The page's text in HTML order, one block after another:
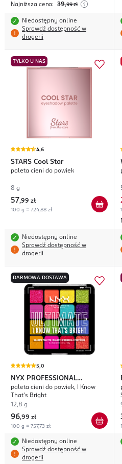
Najniższa cena: 39,99 zł
Niedostępny online
Sprawdź dostępność w
drogerii
TYLKO U NAS
4,6
STARS Cool Star
paleta cieni do powiek
8 g
57,99 zł
100 g = 724,88 zł
Niedostępny online
Sprawdź dostępność w
drogerii
DARMOWA DOSTAWA
5,0
NYX PROFESSIONAL
MAKEUP Ultimate
paleta cieni do powiek, I Know
That's Bright
12,8 g
96,99 zł
100 g = 757,73 zł
Niedostępny online
Sprawdź dostępność w
drogerii